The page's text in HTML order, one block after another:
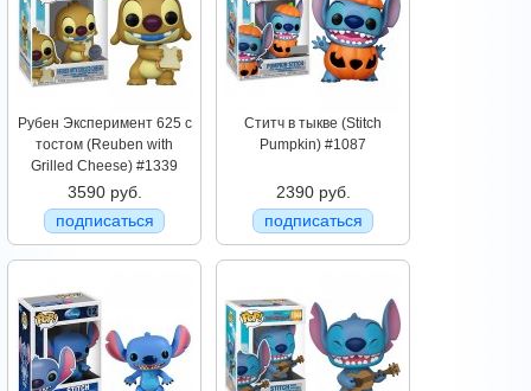
Рубен Эксперимент 625 с
тостом (Reuben with
Grilled Cheese) #1339
3590 руб.
подписаться
Ститч в тыкве (Stitch
Pumpkin) #1087
2390 руб.
подписаться